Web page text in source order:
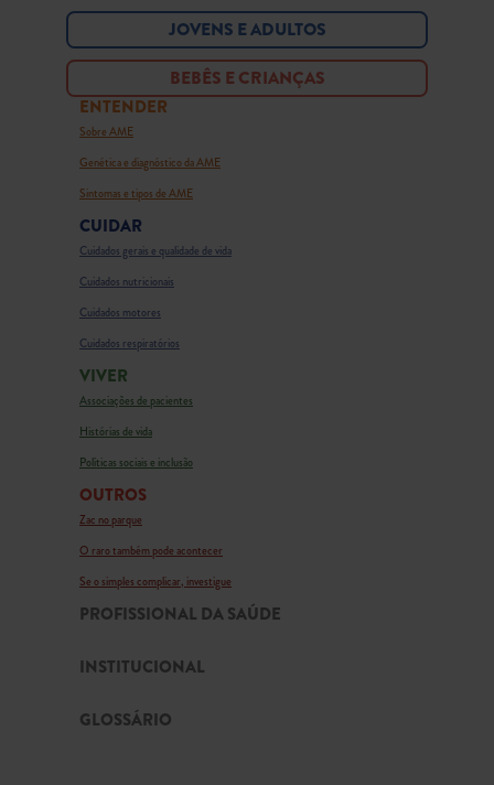
JOVENS E ADULTOS
BEBÊS E CRIANÇAS
ENTENDER
Sobre AME
Genética e diagnóstico da AME
Sintomas e tipos de AME
CUIDAR
Cuidados gerais e qualidade de vida
Cuidados nutricionais
Cuidados motores
Cuidados respiratórios
VIVER
Associações de pacientes
Histórias de vida
Políticas sociais e inclusão
OUTROS
Zac no parque
O raro também pode acontecer
Se o simples complicar, investigue
PROFISSIONAL DA SAÚDE
INSTITUCIONAL
GLOSSÁRIO